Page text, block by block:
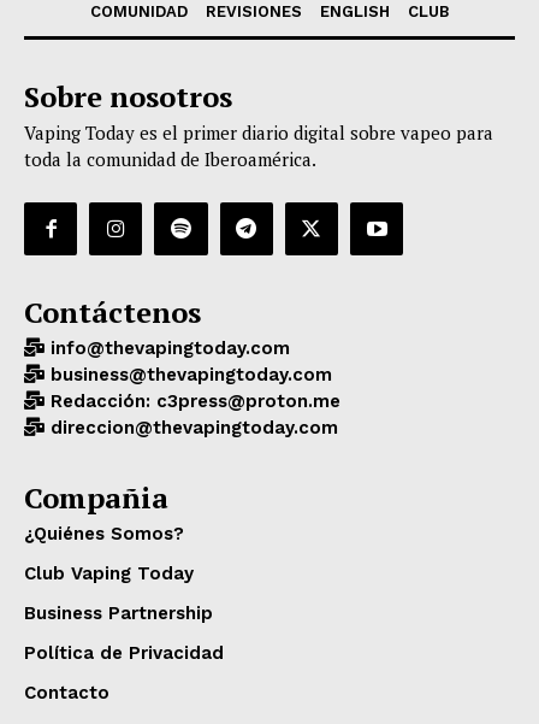
COMUNIDAD
REVISIONES ENGLISH CLUB
Sobre nosotros
Vaping Today es el primer diario digital sobre vapeo para
toda la comunidad de Iberoamérica.
Contáctenos
info@thevapingtoday.com
business@thevapingtoday.com
Redacción: c3press@proton.me
direccion@thevapingtoday.com
Compañia
¿Quiénes Somos?
Club Vaping Today
Business Partnership
Política de Privacidad
Contacto